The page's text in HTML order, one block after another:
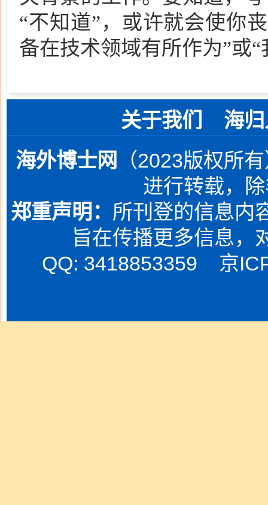
“不知道”，或许就会使你
备在技术领域有所作为”或
关于我们 海
海外博士网
（2023版权所
进行转载，
郑重声明： 所刊登的信息内
旨在传播更多信息，
QQ: 3418853359 京